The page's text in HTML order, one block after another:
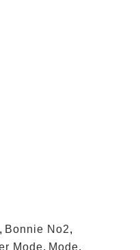
, Bonnie No2,
Mode, Mode,